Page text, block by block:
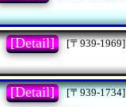
[Detail] [〒939-1969]
[Detail]
[〒939-1734]